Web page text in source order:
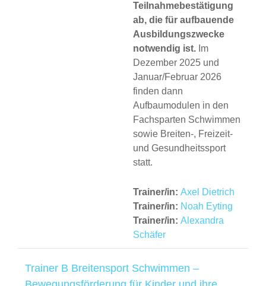
Teilnahmebestätigung
ab, die für aufbauende
Ausbildungszwecke
notwendig ist. Im
Dezember 2025 und
Januar/Februar 2026
finden dann
Aufbaumodulen in den
Fachsparten Schwimmen
sowie Breiten-, Freizeit-
und Gesundheitssport
statt.
Trainer/in: Axel Dietrich
Trainer/in: Noah Eyting
Trainer/in: Alexandra
Schäfer
Trainer B Breitensport Schwimmen –